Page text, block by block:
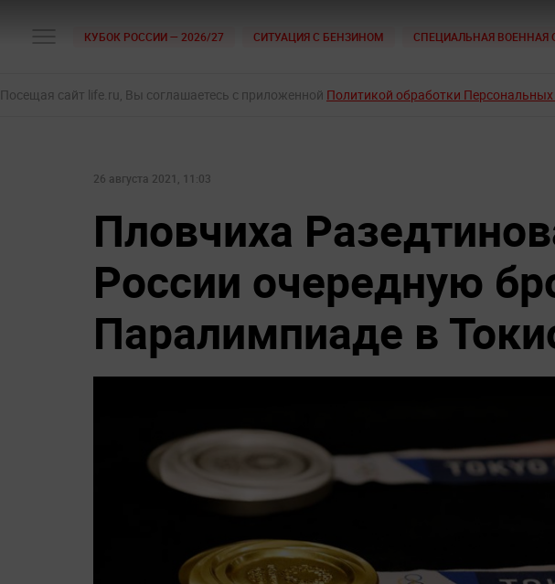
КУБОК РОССИИ — 2026/27 СИТУАЦИЯ С БЕНЗИНОМ СПЕЦИАЛЬНАЯ ВОЕННАЯ
Посещая сайт life.ru, Вы соглашаетесь с приложенной Политикой обработки
26 августа 2021, 11:03
Пловчиха
России очередную
Паралимпиаде в